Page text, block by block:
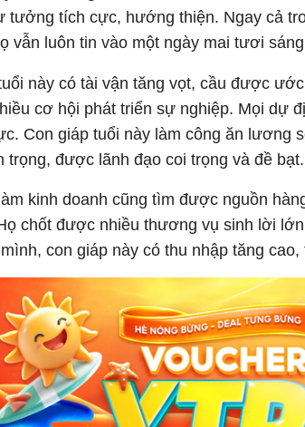
tưởng tích cực, hướng thiện. Ngay cả
vẫn luôn tin vào một ngày mai tươi
này có tài vận tăng vọt, cầu được
cơ hội phát triển sự nghiệp. Mọi dự
Con giáp tuổi này làm công ăn lương
trọng, được lãnh đạo coi trọng và đề bạt.
kinh doanh cũng tìm được nguồn
chốt được nhiều thương vụ sinh lời
con giáp này có thu nhập tăng cao,